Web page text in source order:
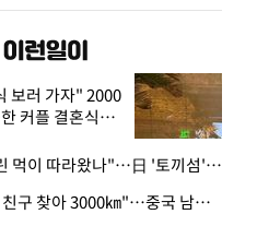
보러 가자" 2000
커플 결혼식에
· "관광객이 뿌린 먹이 따라왔나"…日 '토끼섬' 멧돼지, 토끼까지 사냥
· "24년 전 펜팔 친구 찾아 3000㎞"…중국 남성 사연에 '뭉클'